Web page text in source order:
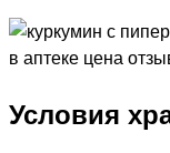
Условия